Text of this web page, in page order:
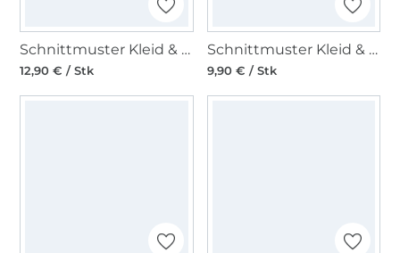
Schnittmuster Kleid & Bluse, Burda 5741
12,90 € / Stk
Schnittmuster Kleid & Top, Burda 5737
9,90 € / Stk